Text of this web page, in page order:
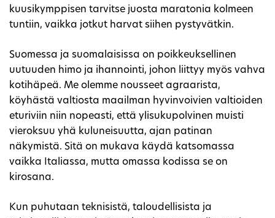
kuusikymppisen tarvitse juosta maratonia kolmeen
tuntiin, vaikka jotkut harvat siihen pystyvätkin.
Suomessa ja suomalaisissa on poikkeuksellinen
uutuuden himo ja ihannointi, johon liittyy myös vahva
kotihäpeä. Me olemme nousseet agraarista,
köyhästä valtiosta maailman hyvinvoivien valtioiden
eturiviin niin nopeasti, että ylisukupolvinen muisti
vieroksuu yhä kuluneisuutta, ajan patinan
näkymistä. Sitä on mukava käydä katsomassa
vaikka Italiassa, mutta omassa kodissa se on
kirosana.
Kun puhutaan teknisistä, taloudellisista ja